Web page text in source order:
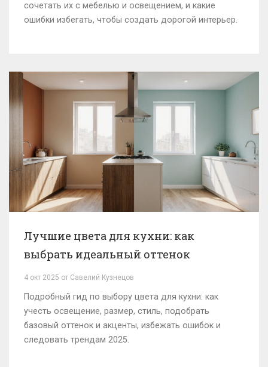
сочетать их с мебелью и освещением, и какие
ошибки избегать, чтобы создать дорогой интерьер.
Лучшие цвета для кухни: как
выбрать идеальный оттенок
4 окт 2025 от Савелий Кузнецов
Подробный гид по выбору цвета для кухни: как
учесть освещение, размер, стиль, подобрать
базовый оттенок и акценты, избежать ошибок и
следовать трендам 2025.